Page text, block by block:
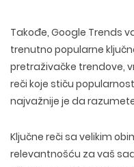
Takođe, Google Trends
trenutno popularne
pretraživačke trendove,
reči koje stiču
najvažnije je da
Ključne reči sa velikim
relevantnošću za vaš